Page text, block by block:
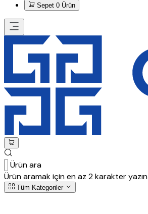
Sepet 0 Ürün
Ürün ara
Ürün aramak için en az 2 karakter yazın
Tüm Kategoriler